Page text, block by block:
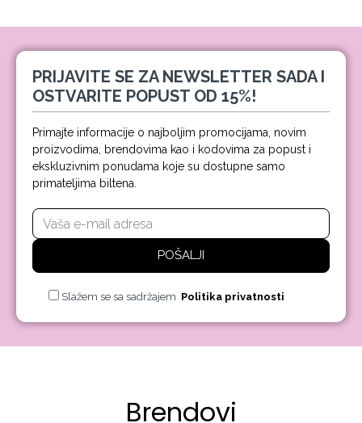
PRIJAVITE SE ZA NEWSLETTER SADA I
OSTVARITE POPUST OD 15%!
Primajte informacije o najboljim promocijama, novim
proizvodima, brendovima kao i kodovima za popust i
ekskluzivnim ponudama koje su dostupne samo
primateljima biltena.
POŠALJI
Slažem se sa sadržajem Politika privatnosti
Brendovi